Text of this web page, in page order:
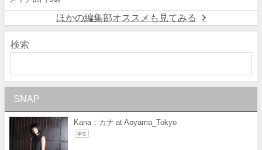
ほかの編集部オススメも見てみる
検索
SNAP
Kana：カナ at Aoyama_Tokyo
学生